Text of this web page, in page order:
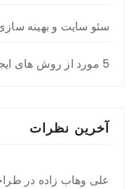
سئو سایت و بهینه
5 مورد از روش های ایجاد تجربه مفید در وبسایت
آخرین نظرات
علی وهاب زاده در